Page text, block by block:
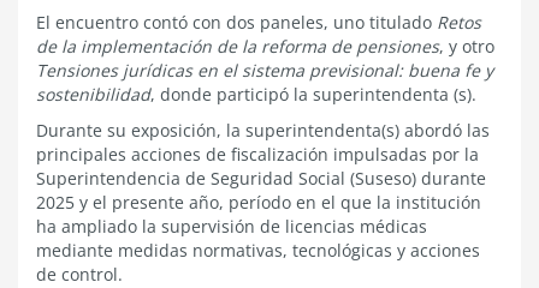
El encuentro contó con dos paneles, uno titulado Retos
de la implementación de la reforma de pensiones, y otro
Tensiones jurídicas en el sistema previsional: buena fe y
sostenibilidad, donde participó la superintendenta (s).
Durante su exposición, la superintendenta(s) abordó las
principales acciones de fiscalización impulsadas por la
Superintendencia de Seguridad Social (Suseso) durante
2025 y el presente año, período en el que la institución
ha ampliado la supervisión de licencias médicas
mediante medidas normativas, tecnológicas y acciones
de control.